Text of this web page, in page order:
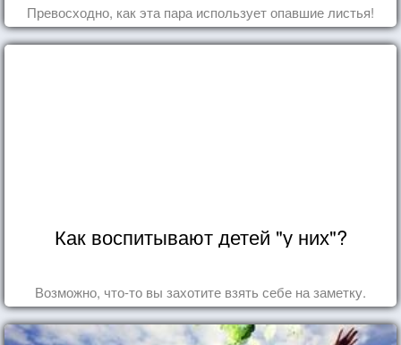
Превосходно, как эта пара использует опавшие листья!
Как воспитывают детей "у них"?
Возможно, что-то вы захотите взять себе на заметку.